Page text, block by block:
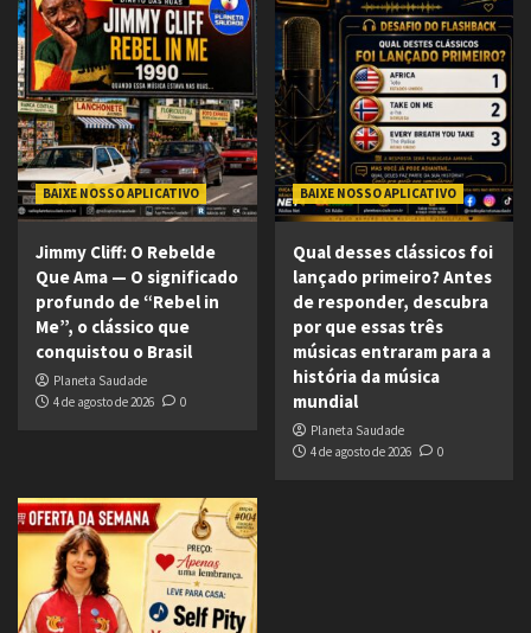
BAIXE NOSSO APLICATIVO
Jimmy Cliff: O Rebelde
Que Ama — O significado
profundo de “Rebel in
Me”, o clássico que
conquistou o Brasil
Planeta Saudade
4 de agosto de 2026
0
BAIXE NOSSO APLICATIVO
Qual desses clássicos foi
lançado primeiro? Antes
de responder, descubra
por que essas três
músicas entraram para a
história da música
mundial
Planeta Saudade
4 de agosto de 2026
0